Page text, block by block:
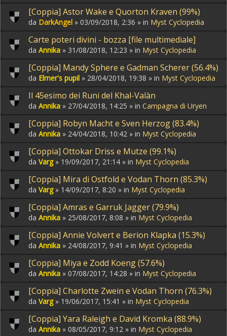
[Coppia] Astor Wake e Quorton Kraven (99%)
da DarkAngel » 03/09/2018, 2:36 » in Myst Cyclopedia
Carte poteri divini - bozza [file multimediale]
da Annika » 31/08/2018, 12:23 » in Myst Cyclopedia
[Coppia] Mandy Sphere e Gadman Scherer (56.4%)
da Elmer's pupil » 28/04/2018, 19:38 » in Myst Cyclopedia
Il 45esimo dei Runi del Khal-Valàn
da Annika » 27/04/2018, 14:25 » in Campagna di Uryen
[Coppia] Robyn Macht e Sven Herzog (83.4%)
da Annika » 24/04/2018, 10:42 » in Myst Cyclopedia
[Coppia] Ottokar Driss e Mutze (99.1%)
da Varg» 19/09/2017, 21:14 » in Myst Cyclopedia
[Coppia] Mira di Ostfold e Vodan Thorn (85.3%)
da Varg» 14/09/2017, 8:20 » in Myst Cyclopedia
[Coppia] Amras e Garruk Jagger (79.9%)
da Annika » 25/08/2017, 8:08 » in Myst Cyclopedia
[Coppia] Annie Volvert e Berion Klapka (15.3%)
da Annika » 24/08/2017, 9:41 » in Myst Cyclopedia
[Coppia] Miya e Zodd Koeng (57.6%)
da Annika » 07/08/2017, 14:28 » in Myst Cyclopedia
[Coppia] Charlotte Zwein e Vodan Thorn (76.3%)
da Varg» 19/06/2017, 15:41 » in Myst Cyclopedia
[Coppia] Yara Raleigh e David Kromka (88.9%)
da Annika » 08/05/2017, 9:12 » in Myst Cyclopedia